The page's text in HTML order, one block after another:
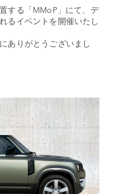
する「MMoP」にて、デ
るイベントを開催いたし
ありがとうございまし